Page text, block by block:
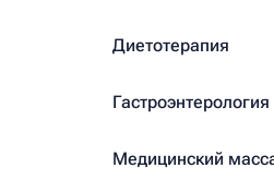
Диетотерапия
Гастроэнтерология
Медицинский